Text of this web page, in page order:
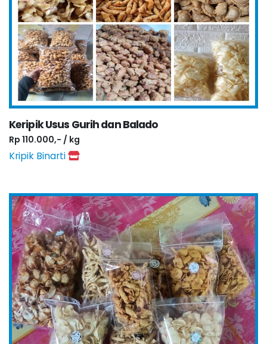
Keripik Usus Gurih dan Balado
Rp 110.000,- / kg
Kripik Binarti